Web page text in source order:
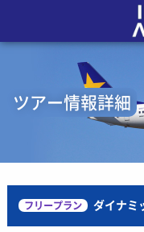
ツアー情報詳細
フリープラン ダイナミ